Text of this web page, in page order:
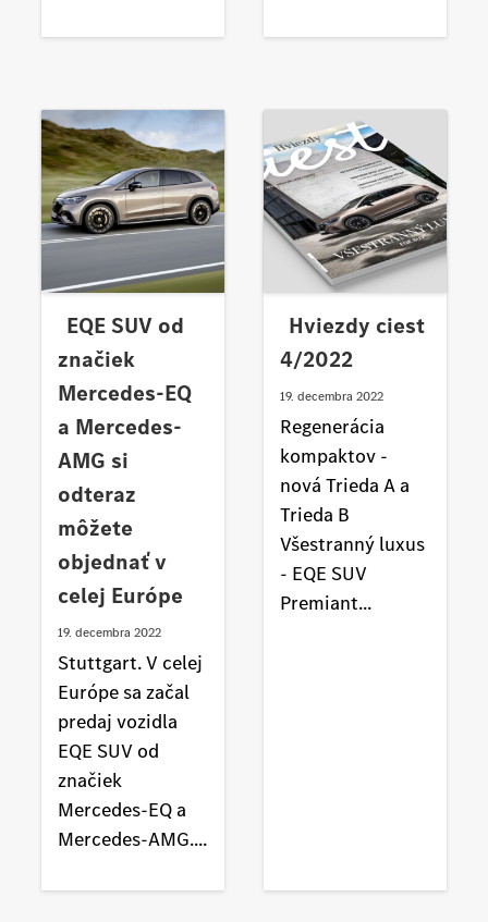
EQE SUV od
značiek
Mercedes-EQ
a Mercedes-
AMG si
odteraz
môžete
objednať v
celej Európe
19. decembra 2022
Stuttgart. V celej
Európe sa začal
predaj vozidla
EQE SUV od
značiek
Mercedes-EQ a
Mercedes-AMG....
Hviezdy ciest
4/2022
19. decembra 2022
Regenerácia
kompaktov -
nová Trieda A a
Trieda B
Všestranný luxus
- EQE SUV
Premiant...